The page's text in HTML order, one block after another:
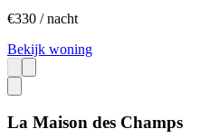
€330 / nacht
Bekijk woning
La Maison des Champs